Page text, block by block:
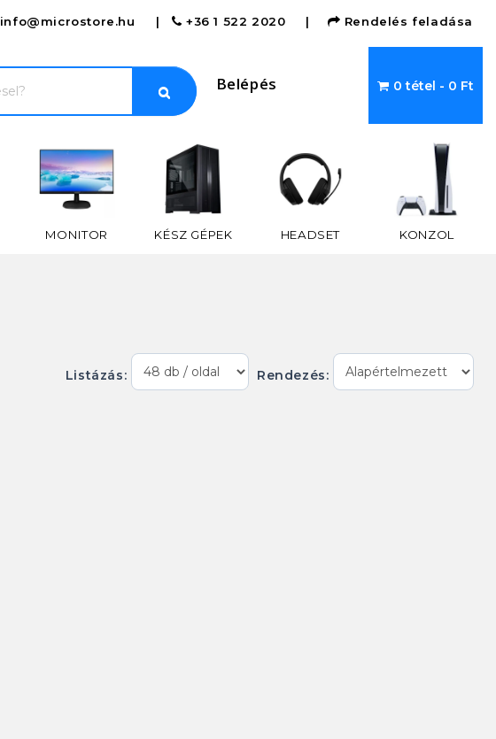
info@microstore.hu | +36 1 522 2020 | Rendelés feladása
Belépés 0 tétel - 0 Ft
MONITOR KÉSZ GÉPEK HEADSET KONZOL
Listázás: Rendezés: